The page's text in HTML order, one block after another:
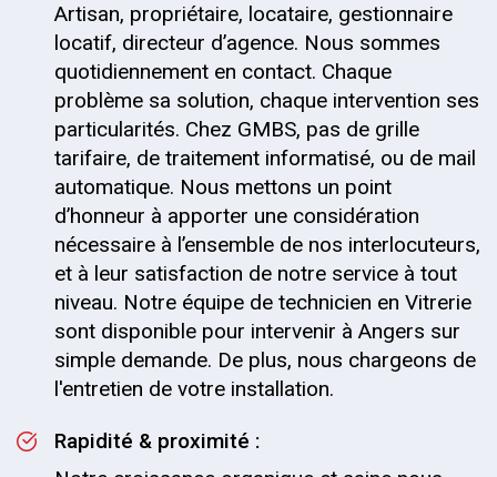
Artisan, propriétaire, locataire, gestionnaire
locatif, directeur d’agence. Nous sommes
quotidiennement en contact. Chaque
problème sa solution, chaque intervention ses
particularités. Chez GMBS, pas de grille
tarifaire, de traitement informatisé, ou de mail
automatique. Nous mettons un point
d’honneur à apporter une considération
nécessaire à l’ensemble de nos interlocuteurs,
et à leur satisfaction de notre service à tout
niveau. Notre équipe de technicien en Vitrerie
sont disponible pour intervenir à Angers sur
simple demande. De plus, nous chargeons de
l'entretien de votre installation.
Rapidité & proximité :